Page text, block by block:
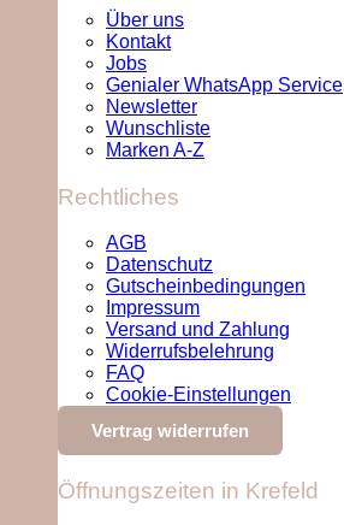
Über uns
Kontakt
Jobs
Genialer WhatsApp Service
Newsletter
Wunschliste
Marken A-Z
Rechtliches
AGB
Datenschutz
Gutscheinbedingungen
Impressum
Versand und Zahlung
Widerrufsbelehrung
FAQ
Cookie-Einstellungen
Vertrag widerrufen
Öffnungszeiten in Krefeld